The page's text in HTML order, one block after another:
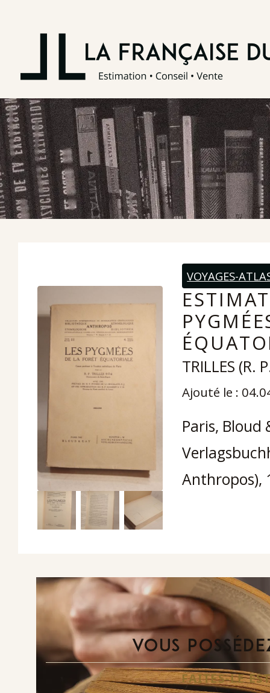
VOYAGES-
TRILLES (R.
Ajouté le :
Paris, Bloud
Anthropos),
VOUS
FAITES-LE